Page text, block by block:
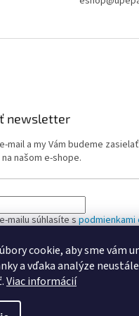
cookie, aby sme vám
a vďaka analýze
Viac informácií
newsletter
mail a my Vám budeme
našom e-shope.
mailu súhlasíte spodmienkami
SA